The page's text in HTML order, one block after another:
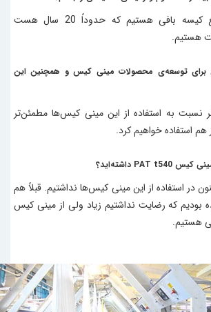
- یک مجتمع کیسه بافی هستیم که حدوداً 20 سال هست
هستیم.
برای توسعه‌ی محصولات مینی کیسو همچنین این
نسبت به استفاده از اینمینی کیس‌ها مطمئن‌تر
هم استفاده خواهیم کرد.
کیس PAT t540 داشته‌اید؟
در استفاده از اینمینی کیس‌ها نداشتیم. قبلاً هم
بودیم که رضایت نداشتیم زیاد ولی ازمینی کیس
هستیم.